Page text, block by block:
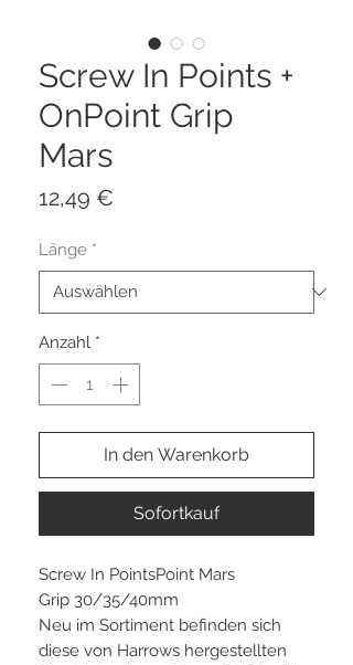
Screw In Points +
OnPoint Grip
Mars
12,49 €
Länge *
Anzahl *
In den Warenkorb
Sofortkauf
Screw In PointsPoint Mars
Grip 30/35/40mm
Neu im Sortiment befinden sich
diese von Harrows hergestellten